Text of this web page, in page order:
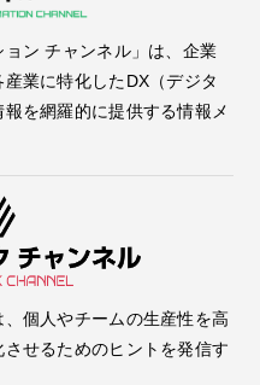
ョン チャンネル」は、企業
業に特化したDX（デジタ
を網羅的に提供する情報メ
、個人やチームの生産性を高
せるためのヒントを発信す